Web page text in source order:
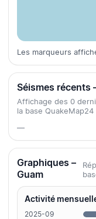
Les marqueurs
Séismes récents
Affichage des 0
la base QuakeMap24
—
Graphiques –
Guam
Activité
2025-09